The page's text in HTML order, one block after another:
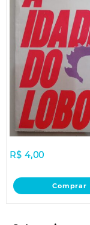
R$ 4,00
Comprar